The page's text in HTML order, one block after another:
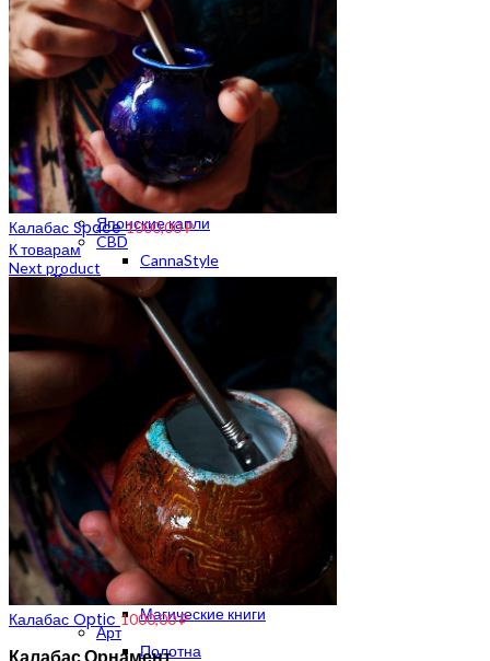
Гриндер пластиковый
Гриндер металлический
Весы на граммы
Весы карманные
Весы до 500 грамм
Аксессуары для курения
Нейтрализаторы запаха
Сетки
Зажигалки
Пепельницы
Подносы
Японские капли
CBD
CannaStyle
Хранение
Тайники
Зиплоки
Click Box
Вакуумные контейнеры
Бумажки и фильтры
Бумага для самокруток
Конусы
Handmade
Мерч
Мерч Crazybong
Мерч Anahart
Мерч Solar Systo
Индия — Непал
Непальский шарф
Пончо
Сумки поясные Hemp
Магические книги
Арт
Полотна
Калабас Space1000,00₽
К товарам
Next product
Калабас Optic 1000,00₽